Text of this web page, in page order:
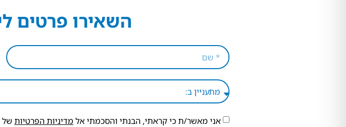
השאירו פרטים
אני מאשר/ת כי קראתי, הבנתי והסכמתי אל מדיניות הפרטיות של